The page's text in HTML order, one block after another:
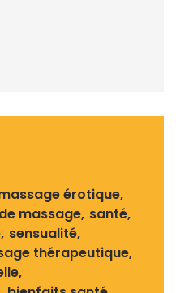
érotique
massage santé
sensualité
thérapeutique